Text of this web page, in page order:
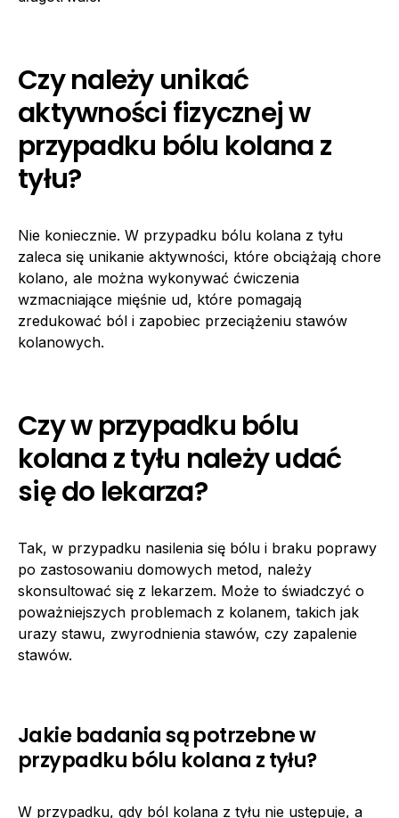
Czy należy unikać
aktywności fizycznej w
przypadku bólu kolana z
tyłu?
Nie koniecznie. W przypadku bólu kolana z tyłu
zaleca się unikanie aktywności, które obciążają chore
kolano, ale można wykonywać ćwiczenia
wzmacniające mięśnie ud, które pomagają
zredukować ból i zapobiec przeciążeniu stawów
kolanowych.
Czy w przypadku bólu
kolana z tyłu należy udać
się do lekarza?
Tak, w przypadku nasilenia się bólu i braku poprawy
po zastosowaniu domowych metod, należy
skonsultować się z lekarzem. Może to świadczyć o
poważniejszych problemach z kolanem, takich jak
urazy stawu, zwyrodnienia stawów, czy zapalenie
stawów.
Jakie badania są potrzebne w
przypadku bólu kolana z tyłu?
W przypadku, gdy ból kolana z tyłu nie ustępuje, a